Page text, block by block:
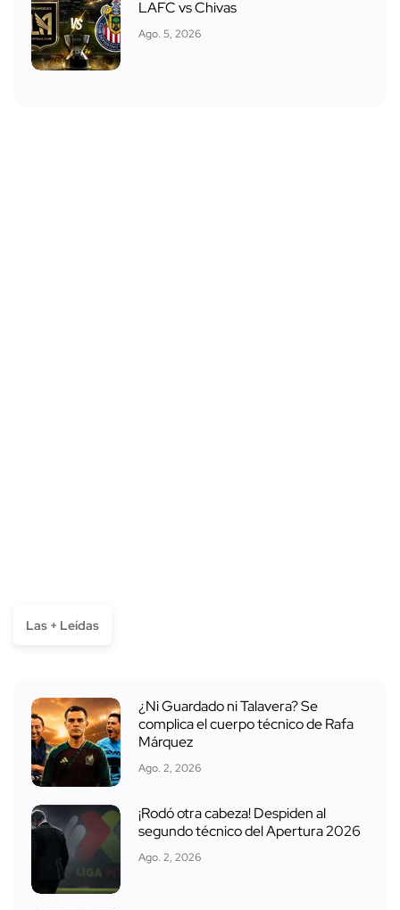
LAFC vs Chivas
Ago. 5, 2026
Las + Leídas
¿Ni Guardado ni Talavera? Se
complica el cuerpo técnico de Rafa
Márquez
Ago. 2, 2026
¡Rodó otra cabeza! Despiden al
segundo técnico del Apertura 2026
Ago. 2, 2026